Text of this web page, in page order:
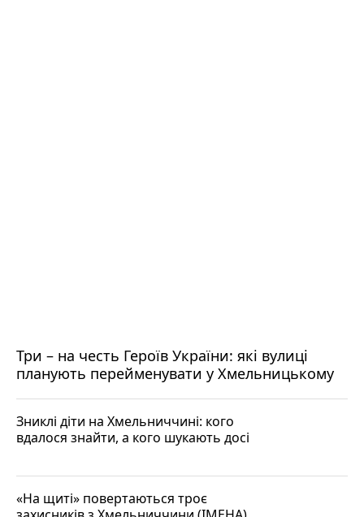
Три – на честь Героїв України: які вулиці
планують перейменувати у Хмельницькому
Зниклі діти на Хмельниччині: кого
вдалося знайти, а кого шукають досі
«На щиті» повертаються троє